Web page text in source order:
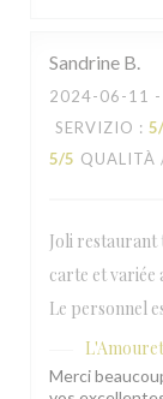
Sandrine B
2024-06-11
SERVIZIO : 5
5/5 QUALITÀ
Joli restaurant
carte et variée
Le personnel
Merci